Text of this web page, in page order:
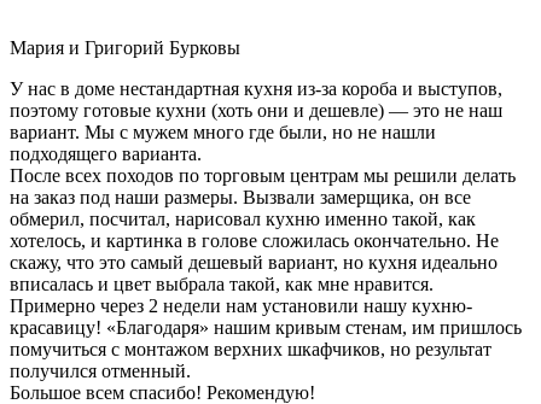
Мария и Григорий Бурковы
У нас в доме нестандартная кухня из-за короба и выступов,
поэтому готовые кухни (хоть они и дешевле) — это не наш
вариант. Мы с мужем много где были, но не нашли
подходящего варианта.
После всех походов по торговым центрам мы решили делать
на заказ под наши размеры. Вызвали замерщика, он все
обмерил, посчитал, нарисовал кухню именно такой, как
хотелось, и картинка в голове сложилась окончательно. Не
скажу, что это самый дешевый вариант, но кухня идеально
вписалась и цвет выбрала такой, как мне нравится.
Примерно через 2 недели нам установили нашу кухню-
красавицу! «Благодаря» нашим кривым стенам, им пришлось
помучиться с монтажом верхних шкафчиков, но результат
получился отменный.
Большое всем спасибо! Рекомендую!